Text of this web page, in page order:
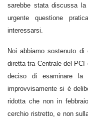
sarebbe stata discussa
urgente questione
interessarsi.
Noi abbiamo sostenuto
diretta tra Centrale del
deciso di esaminare la
improvvisamente si è
ridotta che non in
cerchio ristretto, e non